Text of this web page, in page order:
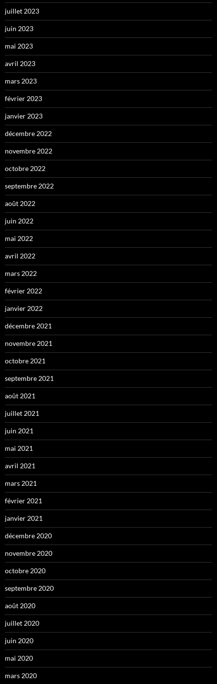
juillet 2023
juin 2023
mai 2023
avril 2023
mars 2023
février 2023
janvier 2023
décembre 2022
novembre 2022
octobre 2022
septembre 2022
août 2022
juin 2022
mai 2022
avril 2022
mars 2022
février 2022
janvier 2022
décembre 2021
novembre 2021
octobre 2021
septembre 2021
août 2021
juillet 2021
juin 2021
mai 2021
avril 2021
mars 2021
février 2021
janvier 2021
décembre 2020
novembre 2020
octobre 2020
septembre 2020
août 2020
juillet 2020
juin 2020
mai 2020
mars 2020